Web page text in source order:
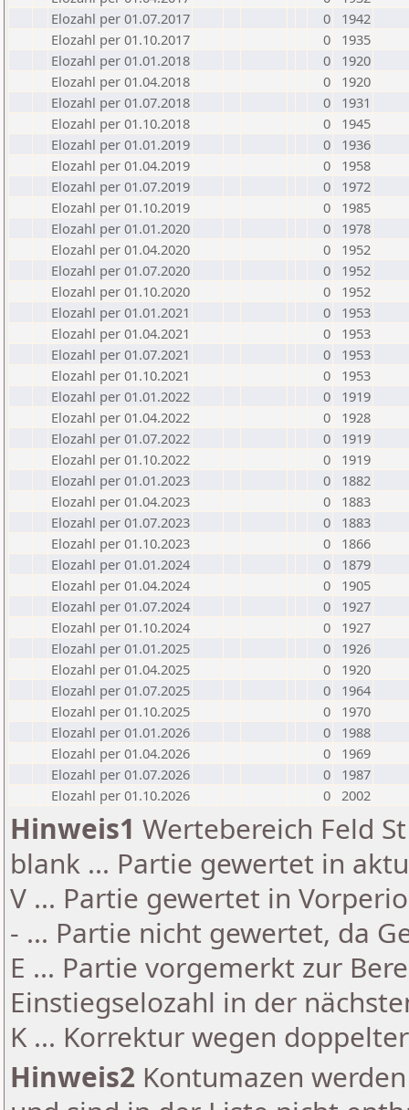
Elozahl per 01.07.2017
0
1942
Elozahl per 01.10.2017
0
1935
Elozahl per 01.01.2018
0
1920
Elozahl per 01.04.2018
0
1920
Elozahl per 01.07.2018
0
1931
Elozahl per 01.10.2018
0
1945
Elozahl per 01.01.2019
0
1936
Elozahl per 01.04.2019
0
1958
Elozahl per 01.07.2019
0
1972
Elozahl per 01.10.2019
0
1985
Elozahl per 01.01.2020
0
1978
Elozahl per 01.04.2020
0
1952
Elozahl per 01.07.2020
0
1952
Elozahl per 01.10.2020
0
1952
Elozahl per 01.01.2021
0
1953
Elozahl per 01.04.2021
0
1953
Elozahl per 01.07.2021
0
1953
Elozahl per 01.10.2021
0
1953
Elozahl per 01.01.2022
0
1919
Elozahl per 01.04.2022
0
1928
Elozahl per 01.07.2022
0
1919
Elozahl per 01.10.2022
0
1919
Elozahl per 01.01.2023
0
1882
Elozahl per 01.04.2023
0
1883
Elozahl per 01.07.2023
0
1883
Elozahl per 01.10.2023
0
1866
Elozahl per 01.01.2024
0
1879
Elozahl per 01.04.2024
0
1905
Elozahl per 01.07.2024
0
1927
Elozahl per 01.10.2024
0
1927
Elozahl per 01.01.2025
0
1926
Elozahl per 01.04.2025
0
1920
Elozahl per 01.07.2025
0
1964
Elozahl per 01.10.2025
0
1970
Elozahl per 01.01.2026
0
1988
Elozahl per 01.04.2026
0
1969
Elozahl per 01.07.2026
0
1987
Elozahl per 01.10.2026
0 2002
Hinweis1 Wertebereich Feld
blank ... Partie gewertet in
V ... Partie gewertet in
- ... Partie nicht gewertet, da
E ... Partie vorgemerkt zur
Einstiegselozahl in der
K ... Korrektur wegen
Hinweis2 Kontumazen